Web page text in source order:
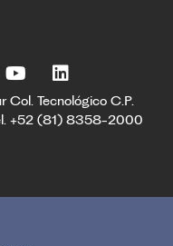
Col. Tecnológico C.P.
+52 (81) 8358-2000